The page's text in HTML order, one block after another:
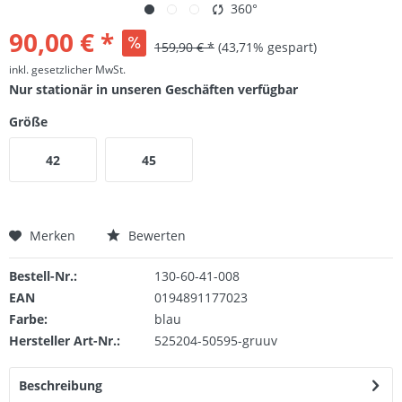
360°
90,00 € * 159,90 € * (43,71% gespart)
inkl. gesetzlicher MwSt.
Nur stationär in unseren Geschäften verfügbar
Größe
42 45
Merken Bewerten
Bestell-Nr.:
130-60-41-008
EAN
0194891177023
Farbe:
blau
Hersteller Art-Nr.:
525204-50595-gruuv
Beschreibung